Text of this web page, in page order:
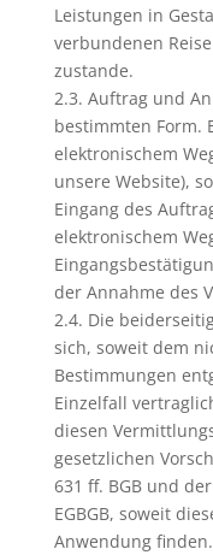
Leistungen in
verbundenen
zustande.
2.3. Auftrag und
bestimmten Form.
elektronischem
unsere Website),
Eingang des
elektronischem
der Annahme des
2.4. Die
sich, soweit dem
Bestimmungen
Einzelfall
diesen
gesetzlichen
631 ff. BGB und
EGBGB, soweit
Anwendung finden.